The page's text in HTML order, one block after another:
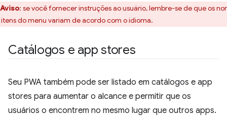
Aviso: se você fornecer instruções ao usuário, lembre-se de que os
do menu variam de acordo com o idioma.
Catálogos e app stores
Seu PWA também pode ser listado em catálogos e app
stores para aumentar o alcance e permitir que os
usuários o encontrem no mesmo lugar que outros apps.